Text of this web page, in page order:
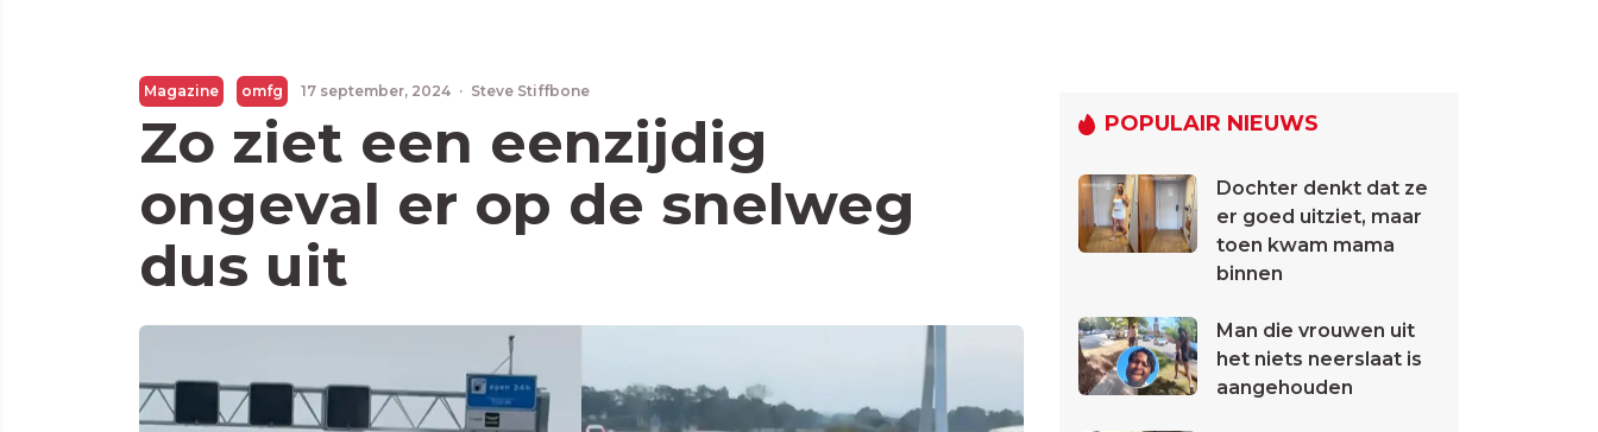
Magazine omfg 17 september, 2024 · Steve Stiffbone
Zo ziet een eenzijdig
ongeval er op de snelweg
dus uit
POPULAIR NIEUWS
Dochter denkt dat ze
er goed uitziet, maar
toen kwam mama
binnen
Man die vrouwen uit
het niets neerslaat is
aangehouden